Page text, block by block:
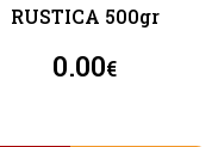
RUSTICA 500gr
0.00€